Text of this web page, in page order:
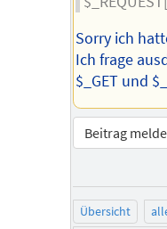
Sorry ich
Ich frage
$_GET und
Beitrag
Übersicht